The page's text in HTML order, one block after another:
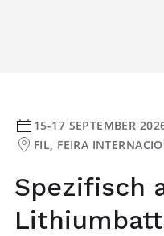
Spezifisch
15-17 SEPTEMBER
FIL, FEIRA